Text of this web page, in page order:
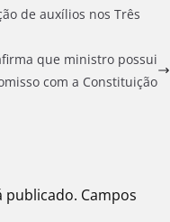
de auxílios nos Três
que ministro possui
com a Constituição
publicado. Campos